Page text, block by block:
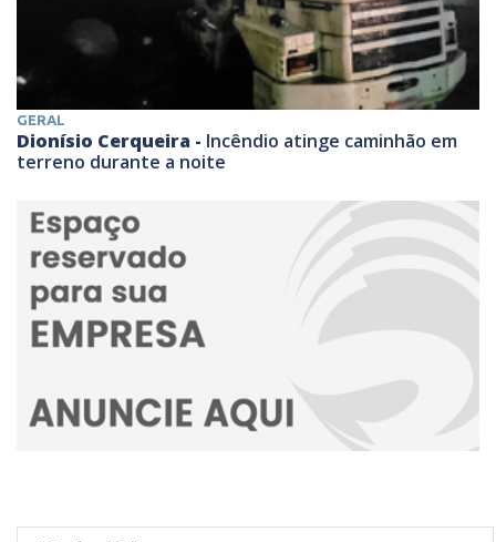
GERAL
Dionísio Cerqueira - Incêndio atinge caminhão em
terreno durante a noite